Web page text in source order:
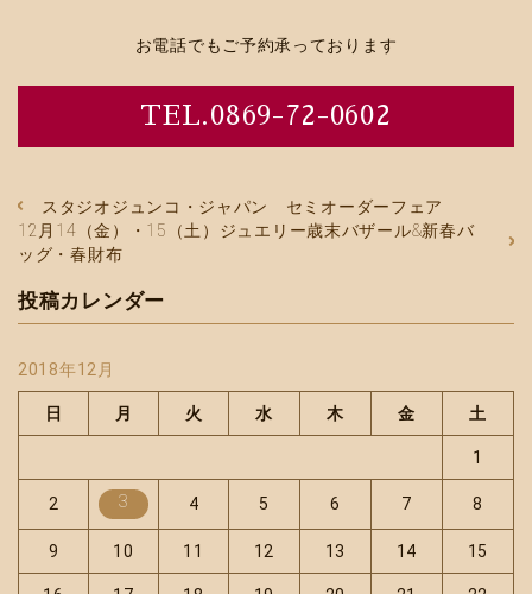
お電話でもご予約承っております
TEL.0869-72-0602
スタジオジュンコ・ジャパン セミオーダーフェア
12月14（金）・15（土）ジュエリー歳末バザール&新春バ
ッグ・春財布
投稿カレンダー
2018年12月
日 月 火 水 木 金 土
1
2 3 4 5 6 7 8
9 10 11 12 13 14 15